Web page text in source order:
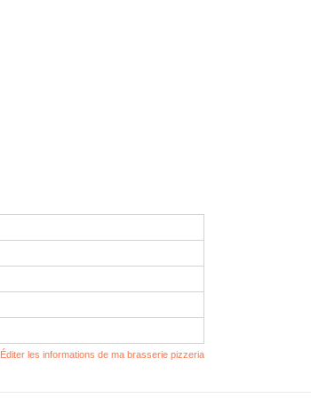
Éditer les informations de ma brasserie pizzeria